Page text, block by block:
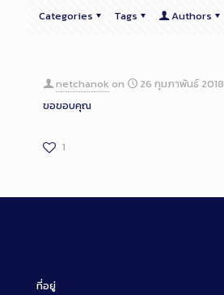
Categories Tags Authors
netchanok on
26 กุมภาพันธ์ 2018
ขอขอบคุณ
1
ที่อยู่